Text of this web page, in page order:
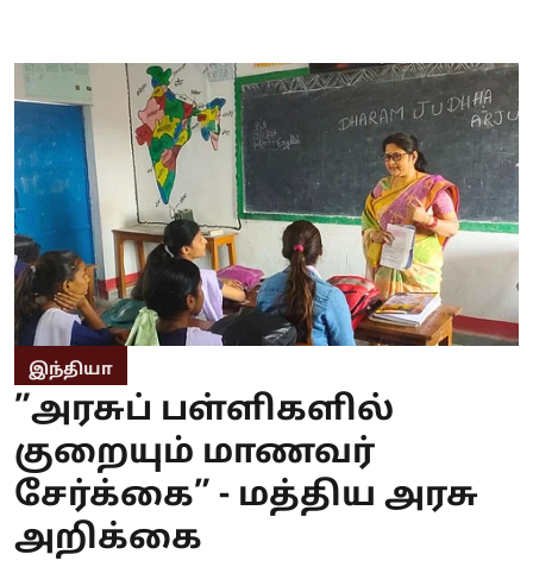
இந்தியா
”அரசுப் பள்ளிகளில்
குறையும் மாணவர்
சேர்க்கை” - மத்திய அரசு
அறிக்கை